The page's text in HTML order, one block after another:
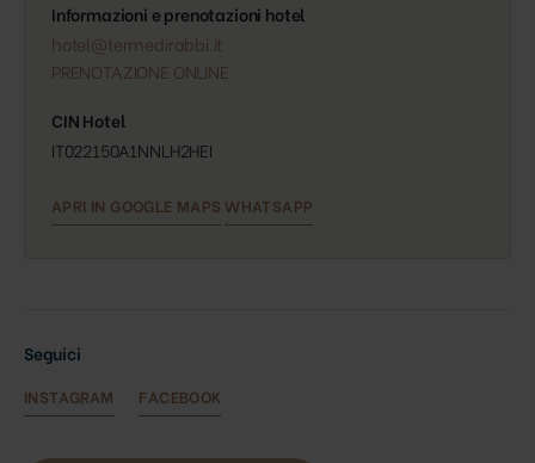
Informazioni e prenotazioni hotel
hotel@termedirabbi.it
PRENOTAZIONE ONLINE
CIN Hotel
IT022150A1NNLH2HEI
APRI IN GOOGLE MAPS WHATSAPP
Seguici
INSTAGRAM FACEBOOK